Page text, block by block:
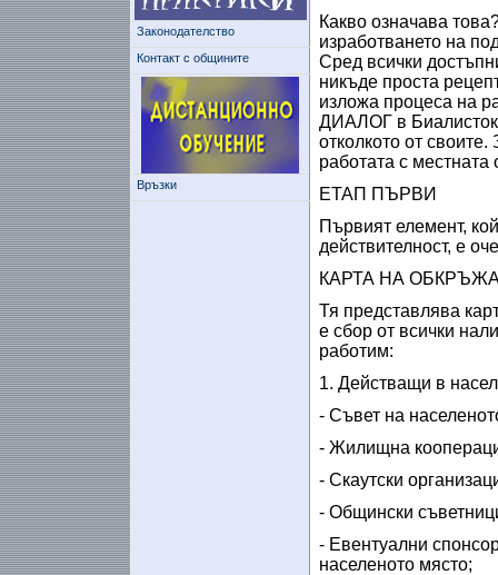
Законодателство
Контакт с общините
Връзки
Какво означава
изработването на
Сред всички
никъде проста
изложа процеса на
ДИАЛОГ в
отколкото от
работата с местната
ЕТАП ПЪРВИ
Първият елемент,
действителност, е
КАРТА НА
Тя представлява
е сбор от всички
работим:
1. Действащи в
- Съвет на
- Жилищна
- Скаутски
- Общински
- Евентуални
населеното място;